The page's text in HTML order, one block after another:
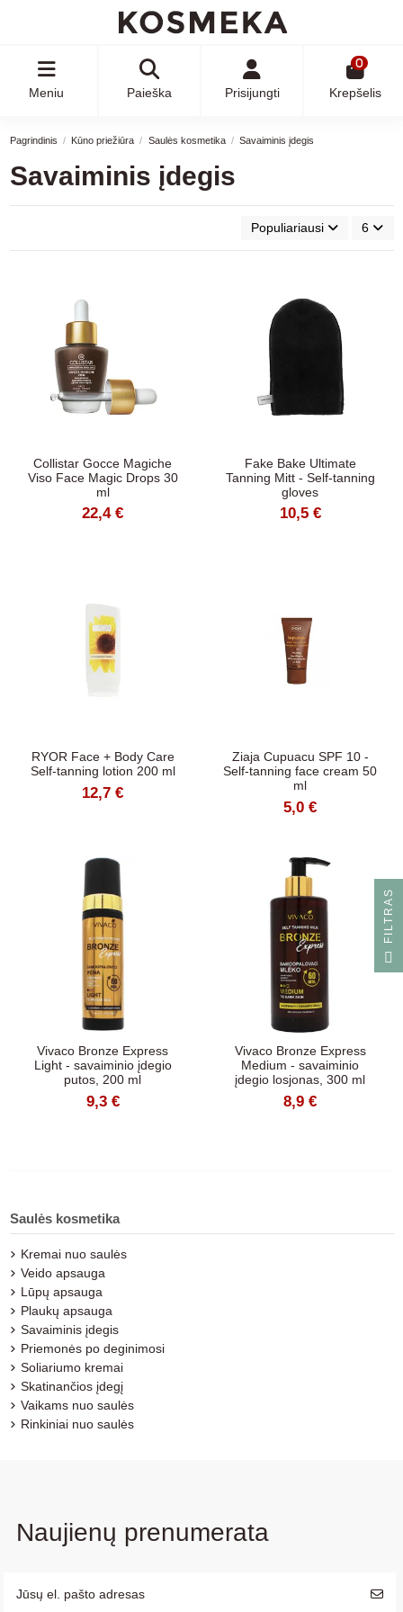
Meniu Paieška Prisijungti
0
Krepšelis
Pagrindinis Kūno priežiūra Saulės kosmetika Savaiminis įdegis
Savaiminis įdegis
Populiariausi 6
Collistar Gocce Magiche
Viso Face Magic Drops 30
ml
22,4 €
Fake Bake Ultimate
Tanning Mitt - Self-tanning
gloves
10,5 €
RYOR Face + Body Care
Self-tanning lotion 200 ml
12,7 €
Ziaja Cupuacu SPF 10 -
Self-tanning face cream 50
ml
5,0 €
Vivaco Bronze Express
Light - savaiminio įdegio
putos, 200 ml
9,3 €
Vivaco Bronze Express
Medium - savaiminio
įdegio losjonas, 300 ml
8,9 €
Saulės kosmetika
Kremai nuo saulės
Veido apsauga
Lūpų apsauga
Plaukų apsauga
Savaiminis įdegis
Priemonės po deginimosi
Soliariumo kremai
Skatinančios įdegį
Vaikams nuo saulės
Rinkiniai nuo saulės
Naujienų prenumerata
S